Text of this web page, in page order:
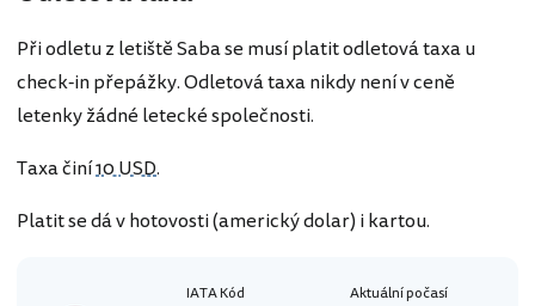
Při odletu z letiště Saba se musí platit odletová taxa u
check-in přepážky. Odletová taxa nikdy není v ceně
letenky žádné letecké společnosti.
Taxa činí10 USD.
Platit se dá v hotovosti (americký dolar) i kartou.
IATA Kód Aktuální počasí